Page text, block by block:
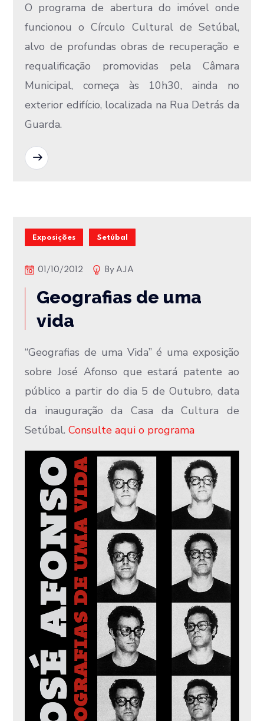
O programa de abertura do imóvel onde
funcionou o Círculo Cultural de Setúbal,
alvo de profundas obras de recuperação e
requalificação promovidas pela Câmara
Municipal, começa às 10h30, ainda no
exterior edifício, localizada na Rua Detrás da
Guarda.
Exposições Setúbal
01/10/2012 ByAJA
Geografias de uma
vida
“Geografias de uma Vida” é uma exposição
sobre José Afonso que estará patente ao
público a partir do dia 5 de Outubro, data
da inauguração da Casa da Cultura de
Setúbal.Consulte aqui o programa